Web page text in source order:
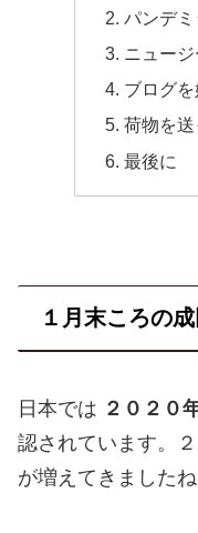
パンデ
ニュー
ブログ
荷物を
最後に
１月末ころの
日本では ２０２０
認されています。
が増えてきましたね